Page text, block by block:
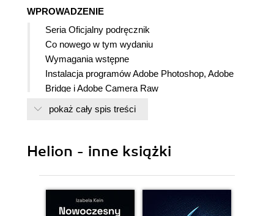
WPROWADZENIE
Seria Oficjalny podręcznik
Co nowego w tym wydaniu
Wymagania wstępne
Instalacja programów Adobe Photoshop, Adobe
Bridge i Adobe Camera Raw
Instalowanie fontów
Uruchamianie programu Adobe Photoshop
Przywracanie ustawień domyślnych
Dodatkowe źródła informacji
Autoryzowane centra szkoleniowe firmy Adobe
pokaż cały spis treści
Helion - inne książki